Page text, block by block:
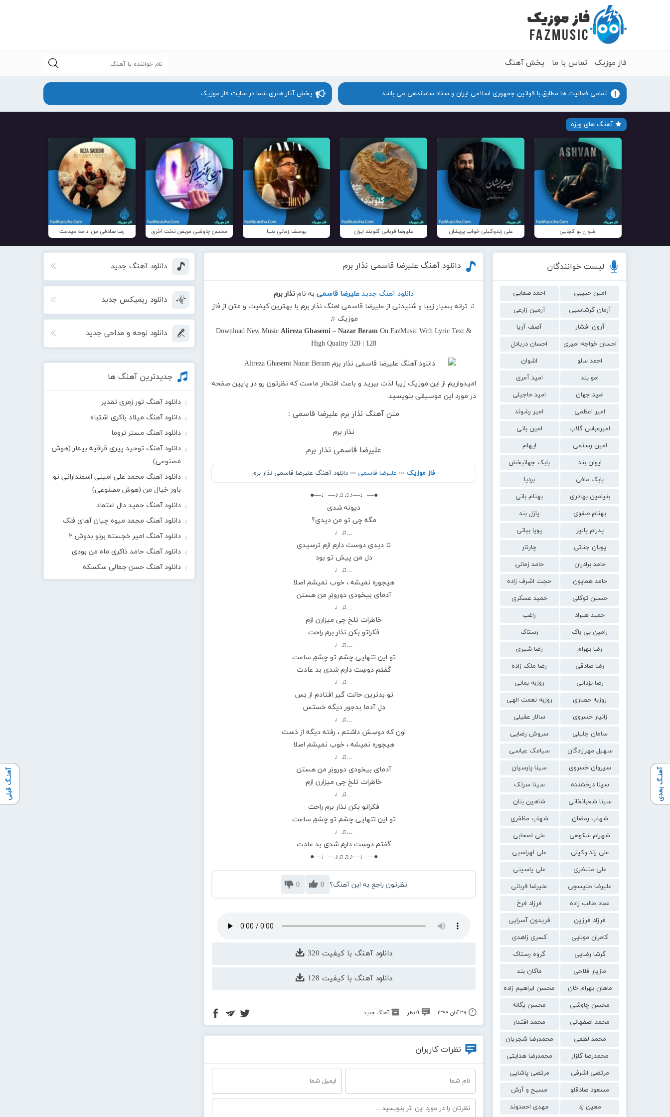
فاز موزیک تماس با ما پخش آهنگ
تمامی فعالیت ها مطابق با قوانین جمهوری اسلامی ایران و ستاد ساماندهی می باشد پخش آثار هنری شما در سایت فاز موزیک
آهنگ های ویژه
اشوان تو کجایی علی زندوکیلی خواب پریشان علیرضا قربانی گلوبند ایران یوسف زمانی دنیا محسن چاوشی مریض تخت آخری رضا صادقی من ادامه میدمت
لیست خوانندگان
امین حبیبی
احمد صفایی
آرمان گرشاسبی
آرمین زارعی
آرون افشار
آصف آریا
احسان خواجه امیری
احسان دریادل
احمد سلو
اشوان
امو بند
امید آمری
امید جهان
امید حاجیلی
امیر اعظمی
امیر رشوند
امیرعباس گلاب
امین بانی
امین رستمی
ایهام
ایوان بند
بابک جهانبخش
بابک مافی
بردیا
بنیامین بهادری
بهنام بانی
بهنام صفوی
پازل بند
پدرام پالیز
پویا بیاتی
پویان جناتی
چارتار
حامد برادران
حامد زمانی
حامد همایون
حجت اشرف زاده
حسین توکلی
حمید عسکری
حمید هیراد
راغب
رامین بی باک
رستاک
رضا بهرام
رضا شیری
رضا صادقی
رضا ملک زاده
رضا یزدانی
روزبه بمانی
روزبه حصاری
روزبه نعمت الهی
زانیار خسروی
سالار عقیلی
سامان جلیلی
سروش رضایی
سهیل مهرزادگان
سیامک عباسی
سیروان خسروی
سینا پارسیان
سینا درخشنده
سینا سرلک
سینا شعبانخانی
شاهین بنان
شهاب رمضان
شهاب مظفری
شهرام شکوهی
علی اصحابی
علی زند وکیلی
علی لهراسبی
علی منتظری
علی یاسینی
علیرضا طلیسچی
علیرضا قربانی
عماد طالب زاده
فرزاد فرخ
فرزاد فرزین
فریدون آسرایی
کامران مولایی
کسری زاهدی
گرشا رضایی
گروه رستاک
مازیار فلاحی
ماکان بند
ماهان بهرام خان
محسن ابراهیم زاده
محسن چاوشی
محسن یگانه
محمد اصفهانی
محمد اقتدار
محمد لطفی
محمدرضا شجریان
محمدرضا گلزار
محمدرضا هدایتی
مرتضی اشرفی
مرتضی پاشایی
مسعود صادقلو
مسیح و آرش
معین زد
مهدی احمدوند
دانلود آهنگ علیرضا قاسمی نذار برم
دانلود آهنگ جدید علیرضا قاسمیبه نام نذار برم
♫ ترانه بسیار زیبا و شنیدنی از علیرضا قاسمی اهنگ نذار برم با بهترین کیفیت و متن از فاز
موزیک ♫
Download New MusicAlireza Ghasemi –Nazar Beram On FazMusic With Lyric Text &
High Quality 320 | 128
امیدواریم از این موزیک زیبا لذت ببرید و باعث افتخار ماست که نظرتون رو در پایین صفحه
در مورد این موسیقی بنویسید.
متن آهنگ نذار برم علیرضا قاسمی :
نذار برم
علیرضا قاسمی نذار برم
فاز موزیک ››› علیرضا قاسمی ››› دانلود آهنگ علیرضا قاسمی نذار برم
●—♩—♪♫♫♪—♩—●
دیونه شدی
مگه چی تو‌ من دیدی؟
...♫♩
تا دیدی دوست دارم ازم ترسیدی
دل من پیش تو بود
...♫♩
هیجوره نمیشه ، خوب نمیشم اصلا
آدمای بیخودی دوروبَرِ من هستن
...♫♩
خاطرات تلخ چی میزارن ازم
فکراتو بکن نذار برم راحت
...♫♩
تو این تنهایی چشم تو چشمِ ساعت
گفتم دوسِت دارم شدی بد عادت
...♫♩
تو بدترین حالت گیر افتادم از بَس
دِلِ آدما بدجور دیگه خستس
...♫♩
اون که دوسِش داشتم ، رفته دیگه از دَست
هیجوره نمیشه ، خوب نمیشم اصلا
...♫♩
آدمای بیخودی دوروبَرِ من هستن
خاطرات تلخ چی میزارن ازم
...♫♩
فکراتو بکن نذار برم راحت
تو این تنهایی چشم تو چشمِ ساعت
...♫♩
گفتم دوسِت دارم شدی بد عادت
●—♩—♪♫♫♪—♩—●
نظرتون راجع به این آهنگ؟ 0
0
دانلود آهنگ با کیفیت 320
دانلود آهنگ با کیفیت 128
۲۹ آبان ۱۳۹۹ 0 نظر آهنگ جدید
آهنـگ بعدی آهنـگ قبلی
نظرات کاربران
دانلود آهنگ جدید
دانلود ریمیکس جدید
دانلود نوحه و مداحی جدید
جدیدترین آهنگ ها
دانلود آهنگ تور زمری تقدیر
دانلود آهنگ میلاد باکری اشتباه
دانلود آهنگ مستر تروما
دانلود آهنگ توحید پیری قراقیه بیمار (هوش
مصنوعی)
دانلود آهنگ محمد علی امینی اسفندارانی تو
باور خیال من (هوش مصنوعی)
دانلود آهنگ حمید دال اعتماد
دانلود آهنگ محمد میوه چیان آهای فلک
دانلود آهنگ امیر خجسته برنو بدوش ۲
دانلود آهنگ حامد ذاکری ماه من بودی
دانلود آهنگ حسن جمالی سکسکه